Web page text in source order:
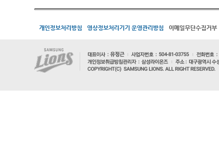
개인정보처리방침 영상정보처리기기 운영관리방침 이메일무단수집거부